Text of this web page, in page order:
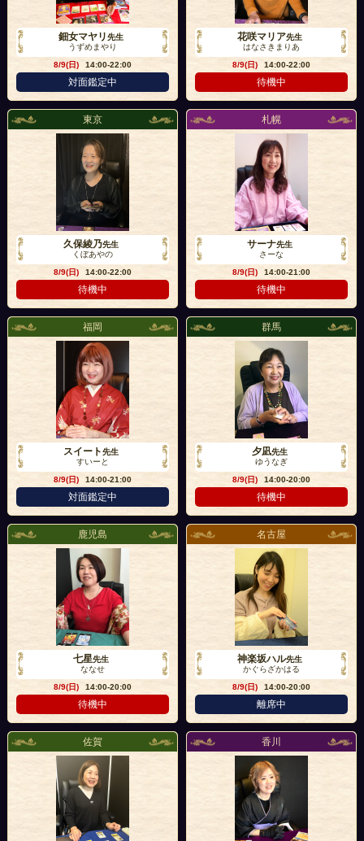
鈿女マヤリ先生
うずめまやり
8/9(日)
14:00-22:00
対面鑑定中
花咲マリア先生
はなさきまりあ
8/9(日)
14:00-22:00
待機中
東京
久保綾乃先生
くぼあやの
8/9(日)
14:00-22:00
待機中
札幌
サーナ先生
さーな
8/9(日)
14:00-21:00
待機中
福岡
スイート先生
すいーと
8/9(日)
14:00-21:00
対面鑑定中
群馬
夕凪先生
ゆうなぎ
8/9(日)
14:00-20:00
待機中
鹿児島
七星先生
ななせ
8/9(日)
14:00-20:00
待機中
名古屋
神楽坂ハル先生
かぐらざかはる
8/9(日)
14:00-20:00
離席中
佐賀 香川